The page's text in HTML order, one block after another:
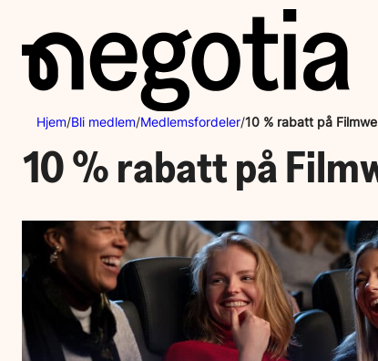
innhold
Hjem/Bli medlem/Medlemsfordeler/10 % rabatt på
10 % rabatt på